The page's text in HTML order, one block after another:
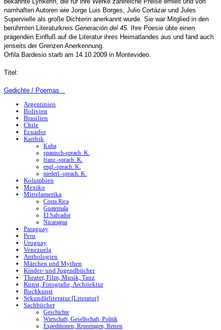
namhaften Autoren wie Jorge Luis Borges, Julio Cortázar und Jules
Supervielle als große Dichterin anerkannt wurde. Sie war Mitglied in den
berühmten Literaturkreis Generación del 45.
Ihre Poesie übte einen
prägenden Einfluß auf die Literatur ihres Heimatlandes aus und fand auch
jenseits der Grenzen Anerkennung.
Orfila Bardesio starb am 14.10.2009 in Montevideo.
Titel:
Gedichte / Poemas
Argentinien
Bolivien
Brasilien
Chile
Ecuador
Karibik
Kuba
spanisch-sprach. K.
franz.-sprach. K.
engl.-sprach. K.
niederl.-sprach. K.
Kolumbien
Mexiko
Mittelamerika
Costa Rica
Guatemala
El Salvador
Nicaragua
Paraguay
Peru
Uruguay
Venezuela
Anthologien
Märchen und Mythen
Kinder- und Jugendbücher
Theater, Film, Musik, Tanz
Kunst, Fotografie, Architektur
Buchkunst
Sekundärliteratur [Literatur]
Sachbücher
Geschichte
Wirtschaft, Gesellschaft, Politik
Expeditionen, Reportagen, Reisen